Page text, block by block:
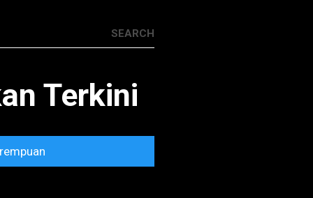
Terkini